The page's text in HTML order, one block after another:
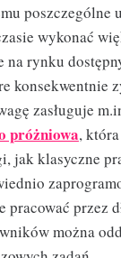
poszczególne
wykonać
rynku
konsekwentnie
zasługuje
próżniowa,
jak klasyczne
pracować przez
można